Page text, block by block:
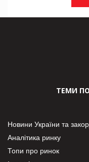
ТЕМИ
Новини України та
Аналітика ринку
Топи про ринок